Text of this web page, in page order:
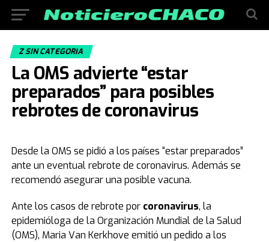
Z SIN CATEGORIA
La OMS advierte “estar
preparados” para posibles
rebrotes de coronavirus
Desde la OMS se pidió a los países “estar preparados”
ante un eventual rebrote de coronavirus. Además se
recomendó asegurar una posible vacuna.
Ante los casos de rebrote por coronavirus, la
epidemióloga de la Organización Mundial de la Salud
(OMS), Maria Van Kerkhove emitió un pedido a los